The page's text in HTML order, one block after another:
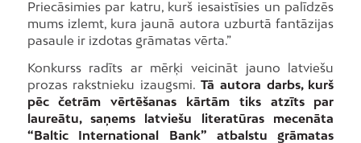
Priecāsimies par katru, kurš iesaistīsies un palīdzēs
mums izlemt, kura jaunā autora uzburtā fantāzijas
pasaule ir izdotas grāmatas vērta.”
Konkurss radīts ar mērķi veicināt jauno latviešu
prozas rakstnieku izaugsmi. Tā autora darbs, kurš
pēc četrām vērtēšanas kārtām tiks atzīts par
laureātu, saņems latviešu literatūras mecenāta
“Baltic International Bank” atbalstu grāmatas